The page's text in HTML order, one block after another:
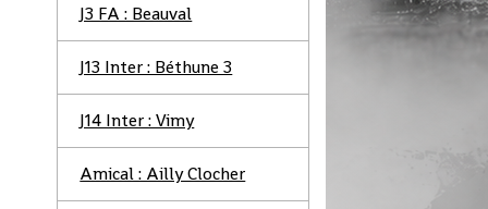
J3 FA : Beauval
J13 Inter : Béthune 3
J14 Inter : Vimy
Amical : Ailly Clocher